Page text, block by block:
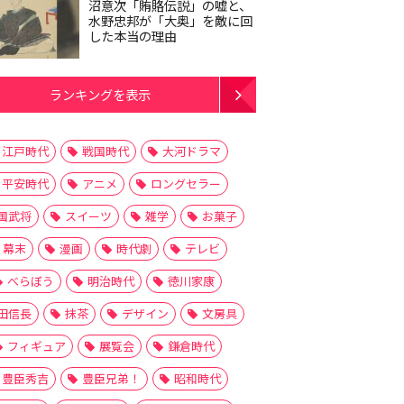
沼意次「賄賂伝説」の嘘と、
水野忠邦が「大奥」を敵に回
した本当の理由
ランキングを表示
江戸時代 戦国時代
大河ドラマ
平安時代
アニメ
ロングセラー
武将
スイーツ 雑学
お菓子
幕末
漫画 時代劇
テレビ
べらぼう
明治時代
徳川家康
信長
抹茶 デザイン
文房具
フィギュア
展覧会
鎌倉時代
豊臣秀吉
豊臣兄弟！
昭和時代